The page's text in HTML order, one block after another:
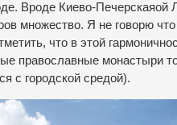
Вроде Киево-
множество. Я не говорю
что в этой
православные монастыри
с городской средой).